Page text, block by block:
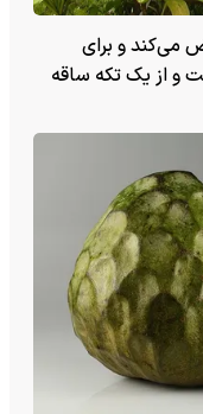
می‌کند و برای
و از یک تکه ساقه